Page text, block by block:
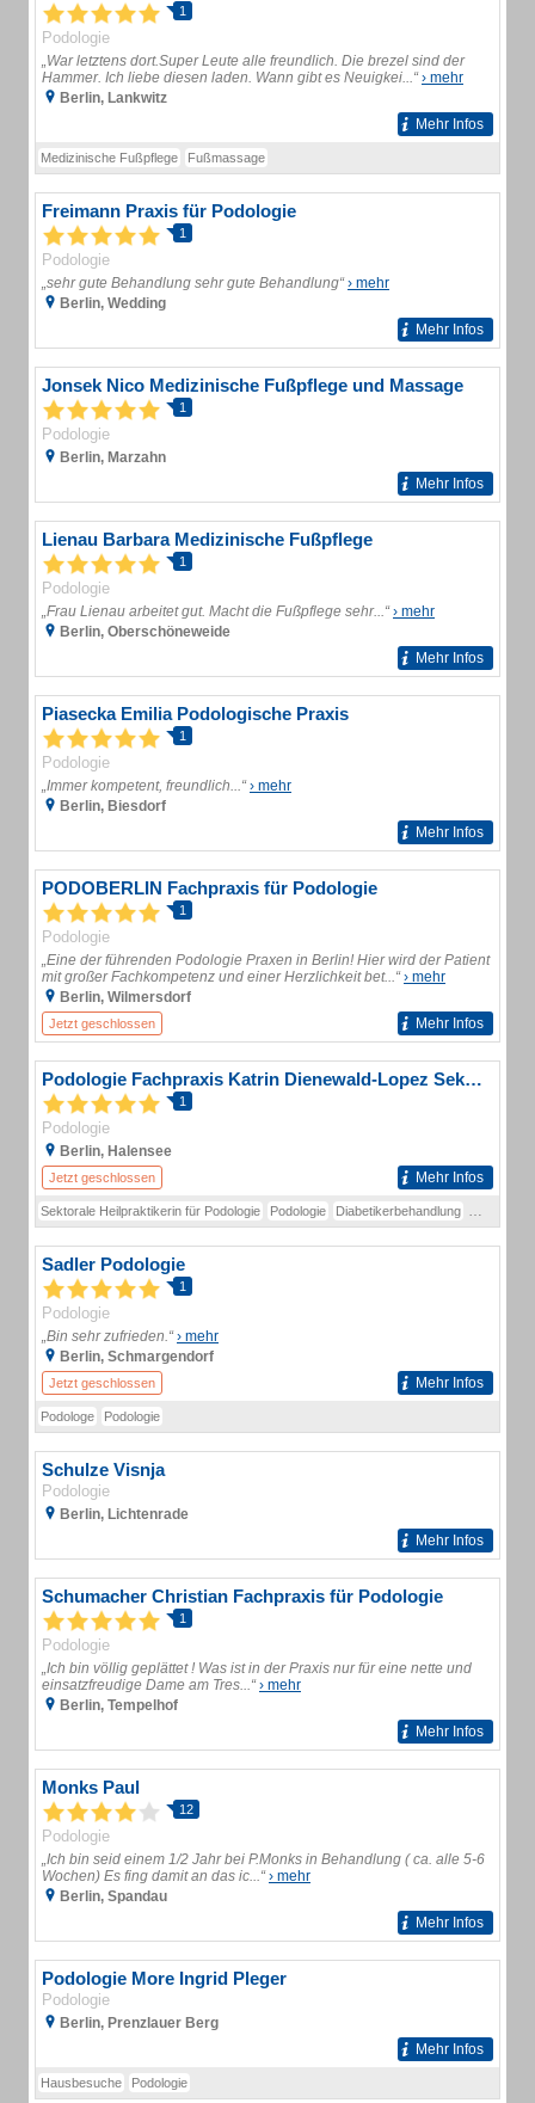
1
Podologie
„War letztens dort.Super Leute alle freundlich. Die brezel sind der
Hammer. Ich liebe diesen laden. Wann gibt es Neuigkei...“› mehr
Berlin, Lankwitz
Mehr Infos
Medizinische Fußpflege Fußmassage
Freimann Praxis für Podologie
1
Podologie
„sehr gute Behandlung sehr gute Behandlung“› mehr
Berlin, Wedding
Mehr Infos
Jonsek Nico Medizinische Fußpflege und Massage
1
Podologie
Berlin, Marzahn
Mehr Infos
Lienau Barbara Medizinische Fußpflege
1
Podologie
„Frau Lienau arbeitet gut. Macht die Fußpflege sehr...“› mehr
Berlin, Oberschöneweide
Mehr Infos
Piasecka Emilia Podologische Praxis
1
Podologie
„Immer kompetent, freundlich...“› mehr
Berlin, Biesdorf
Mehr Infos
PODOBERLIN Fachpraxis für Podologie
1
Podologie
„Eine der führenden Podologie Praxen in Berlin! Hier wird der Patient
mit großer Fachkompetenz und einer Herzlichkeit bet...“› mehr
Berlin, Wilmersdorf
Jetzt geschlossen Mehr Infos
Podologie Fachpraxis Katrin Dienewald-Lopez Sektorale Heilpraktikerin für Podologie
1
Podologie
Berlin, Halensee
Jetzt geschlossen Mehr Infos
Sektorale Heilpraktikerin für Podologie Podologie Diabetikerbehandlung
Sadler Podologie
1
Podologie
„Bin sehr zufrieden.“› mehr
Berlin, Schmargendorf
Jetzt geschlossen Mehr Infos
Podologe Podologie
Schulze Visnja
Podologie
Berlin, Lichtenrade
Mehr Infos
Schumacher Christian Fachpraxis für Podologie
1
Podologie
„Ich bin völlig geplättet ! Was ist in der Praxis nur für eine nette und
einsatzfreudige Dame am Tres...“› mehr
Berlin, Tempelhof
Mehr Infos
Monks Paul
12
Podologie
„Ich bin seid einem 1/2 Jahr bei P.Monks in Behandlung ( ca. alle 5-6
Wochen) Es fing damit an das ic...“› mehr
Berlin, Spandau
Mehr Infos
Podologie More Ingrid Pleger
Podologie
Berlin, Prenzlauer Berg
Mehr Infos
Hausbesuche Podologie